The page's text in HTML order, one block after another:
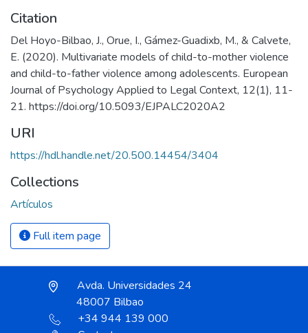
Citation
Del Hoyo-Bilbao, J., Orue, I., Gámez-Guadixb, M., & Calvete,
E. (2020). Multivariate models of child-to-mother violence
and child-to-father violence among adolescents. European
Journal of Psychology Applied to Legal Context, 12(1), 11-
21. https://doi.org/10.5093/EJPALC2020A2
URI
https://hdl.handle.net/20.500.14454/3404
Collections
Artículos
Full item page
Avda. Universidades 24
48007 Bilbao
+34 944 139 000